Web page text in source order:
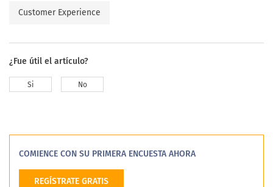
Customer Experience
¿Fue útil el artículo?
Si No
COMIENCE CON SU PRIMERA ENCUESTA AHORA
REGÍSTRATE GRATIS